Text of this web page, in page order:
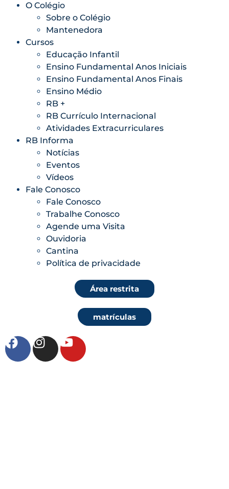
O Colégio
Sobre o Colégio
Mantenedora
Cursos
Educação Infantil
Ensino Fundamental Anos Iniciais
Ensino Fundamental Anos Finais
Ensino Médio
RB +
RB Currículo Internacional
Atividades Extracurriculares
RB Informa
Notícias
Eventos
Vídeos
Fale Conosco
Fale Conosco
Trabalhe Conosco
Agende uma Visita
Ouvidoria
Cantina
Política de privacidade
Área restrita
matrículas